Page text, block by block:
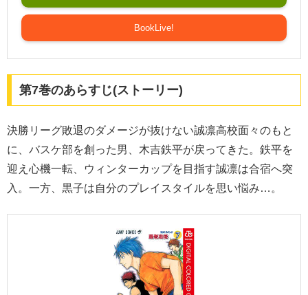
BookLive!
第7巻のあらすじ(ストーリー)
決勝リーグ敗退のダメージが抜けない誠凛高校面々のもと
に、バスケ部を創った男、木吉鉄平が戻ってきた。鉄平を
迎え心機一転、ウィンターカップを目指す誠凛は合宿へ突
入。一方、黒子は自分のプレイスタイルを思い悩み…。